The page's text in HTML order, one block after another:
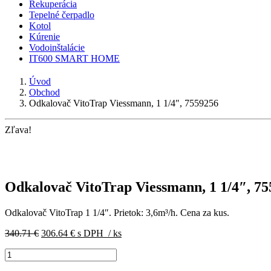
Rekuperácia
Tepelné čerpadlo
Kotol
Kúrenie
Vodoinštalácie
IT600 SMART HOME
Úvod
Obchod
Odkalovač VitoTrap Viessmann, 1 1/4″, 7559256
Zľava!
Odkalovač VitoTrap Viessmann, 1 1/4″,
Odkalovač VitoTrap 1 1/4″. Prietok: 3,6m³/h. Cena za kus.
340.71€ Pôvodná
306.64 €Aktuálna
s DPH / ks
množstvo
Odkalovač